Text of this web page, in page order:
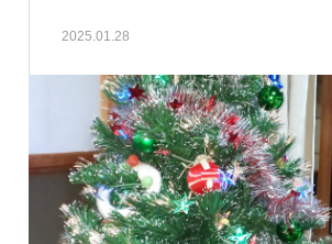
2025.01.28